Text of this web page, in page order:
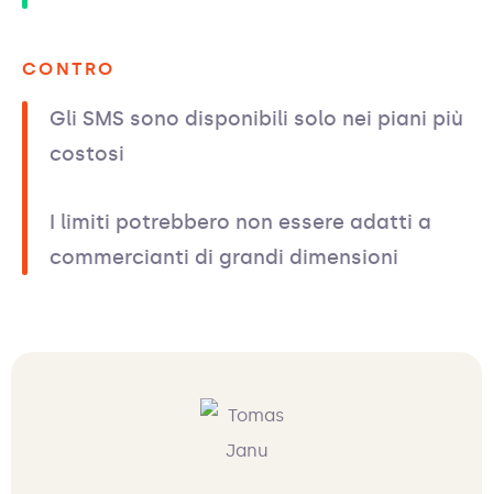
CONTRO
Gli SMS sono disponibili solo nei piani più
costosi
I limiti potrebbero non essere adatti a
commercianti di grandi dimensioni